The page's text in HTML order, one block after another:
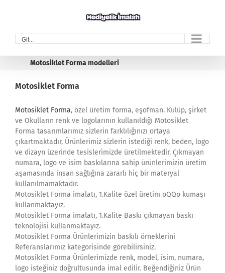
Git...
Motosiklet Forma modelleri
Motosiklet Forma
Motosiklet Forma, özel üretim forma, eşofman. Kulüp, şirket
ve Okulların renk ve logolarının kullanıldığı Motosiklet
Forma tasarımlarımız sizlerin farklılığınızı ortaya
çıkartmaktadır, Ürünlerimiz sizlerin istediği renk, beden, logo
ve dizayn üzerinde tesislerimizde üretilmektedir. Çıkmayan
numara, logo ve isim baskılarına sahip ürünlerimizin üretim
aşamasında insan sağlığına zararlı hiç bir materyal
kullanılmamaktadır.
Motosiklet Forma imalatı, 1.Kalite özel üretim oQQo kumaşı
kullanmaktayız.
Motosiklet Forma imalatı, 1.Kalite Baskı çıkmayan baskı
teknolojisi kullanmaktayız.
Motosiklet Forma Ürünlerimizin baskılı örneklerini
Referanslarımız kategorisinde görebilirsiniz.
Motosiklet Forma Ürünlerimizde renk, model, isim, numara,
logo isteğiniz doğrultusunda imal edilir. Beğendiğiniz Ürün